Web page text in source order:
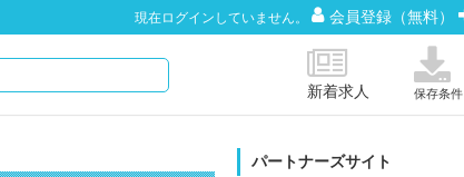
現在ログインしていません。 会員登録（無料）
新着求人 保存条件
パートナーズサイト